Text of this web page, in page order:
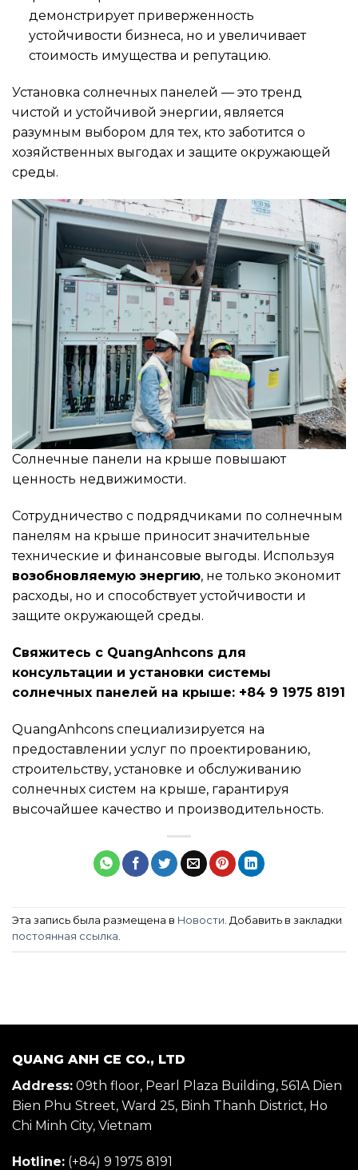
демонстрирует приверженность
устойчивости бизнеса, но и увеличивает
стоимость имущества и репутацию.
Установка солнечных панелей — это тренд
чистой и устойчивой энергии, является
разумным выбором для тех, кто заботится о
хозяйственных выгодах и защите окружающей
среды.
Солнечные панели на крыше повышают
ценность недвижимости.
Сотрудничество с подрядчиками по солнечным
панелям на крыше приносит значительные
технические и финансовые выгоды. Используя
возобновляемую энергию, не только экономит
расходы, но и способствует устойчивости и
защите окружающей среды.
Свяжитесь с QuangAnhcons для
консультации и установки системы
солнечных панелей на крыше: +84 9 1975 8191
QuangAnhcons специализируется на
предоставлении услуг по проектированию,
строительству, установке и обслуживанию
солнечных систем на крыше, гарантируя
высочайшее качество и производительность.
Эта запись была размещена в Новости . Добавить в закладки
постоянная ссылка
QUANG ANH CE CO., LTD
Address: 09th floor, Pearl Plaza Building, 561A Dien
Bien Phu Street, Ward 25, Binh Thanh District, Ho
Chi Minh City, Vietnam
Hotline: (+84) 9 1975 8191